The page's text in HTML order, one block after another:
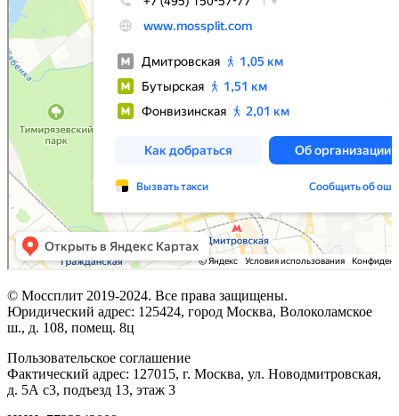
© Моссплит 2019-2024. Все права защищены.
Юридический адрес: 125424, город Москва, Волоколамское
ш., д. 108, помещ. 8ц
Пользовательское соглашение
Фактический адрес: 127015, г. Москва, ул. Новодмитровская,
д. 5А с3, подъезд 13, этаж 3